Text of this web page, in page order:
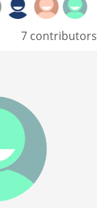
7 contributors